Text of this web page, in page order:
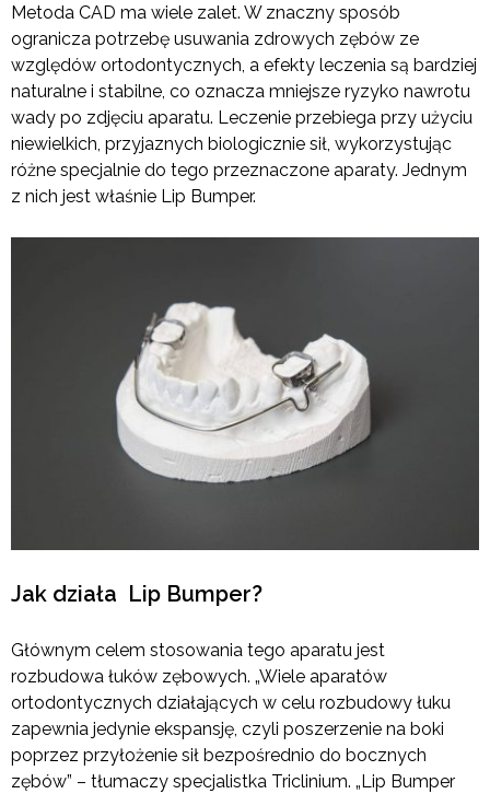
Metoda CAD ma wiele zalet. W znaczny sposób
ogranicza potrzebę usuwania zdrowych zębów ze
względów ortodontycznych, a efekty leczenia są bardziej
naturalne i stabilne, co oznacza mniejsze ryzyko nawrotu
wady po zdjęciu aparatu. Leczenie przebiega przy użyciu
niewielkich, przyjaznych biologicznie sił, wykorzystując
różne specjalnie do tego przeznaczone aparaty. Jednym
z nich jest właśnie Lip Bumper.
Jak działa Lip Bumper?
Głównym celem stosowania tego aparatu jest
rozbudowa łuków zębowych. „Wiele aparatów
ortodontycznych działających w celu rozbudowy łuku
zapewnia jedynie ekspansję, czyli poszerzenie na boki
poprzez przyłożenie sił bezpośrednio do bocznych
zębów” – tłumaczy specjalistka Triclinium. „Lip Bumper